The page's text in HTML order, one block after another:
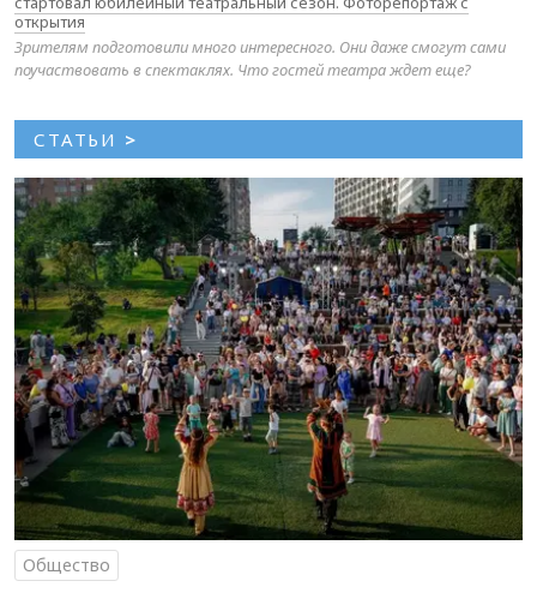
открытия
Зрителям подготовили много интересного. Они даже смогут сами
поучаствовать в спектаклях. Что гостей театра ждет еще?
СТАТЬИ >
Общество